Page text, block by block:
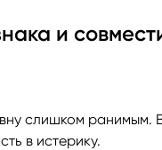
и
слишком ранимым.
в истерику.